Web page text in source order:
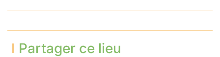
Partager ce lieu